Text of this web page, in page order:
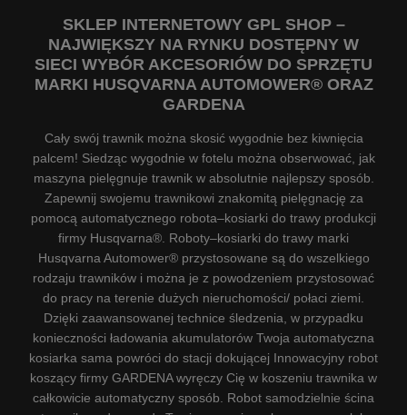
SKLEP INTERNETOWY GPL SHOP –
NAJWIĘKSZY NA RYNKU DOSTĘPNY W
SIECI WYBÓR AKCESORIÓW DO SPRZĘTU
MARKI HUSQVARNA AUTOMOWER® ORAZ
GARDENA
Cały swój trawnik można skosić wygodnie bez kiwnięcia
palcem! Siedząc wygodnie w fotelu można obserwować, jak
maszyna pielęgnuje trawnik w absolutnie najlepszy sposób.
Zapewnij swojemu trawnikowi znakomitą pielęgnację za
pomocą automatycznego robota–kosiarki do trawy produkcji
firmy Husqvarna®. Roboty–kosiarki do trawy marki
Husqvarna Automower® przystosowane są do wszelkiego
rodzaju trawników i można je z powodzeniem przystosować
do pracy na terenie dużych nieruchomości/ połaci ziemi.
Dzięki zaawansowanej technice śledzenia, w przypadku
konieczności ładowania akumulatorów Twoja automatyczna
kosiarka sama powróci do stacji dokującej Innowacyjny robot
koszący firmy GARDENA wyręczy Cię w koszeniu trawnika w
całkowicie automatyczny sposób. Robot samodzielnie ścina